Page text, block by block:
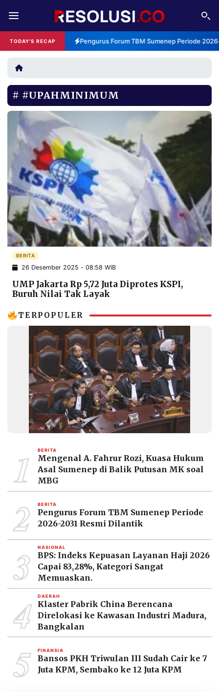
TODAY'S RECAP Pengurus Forum TBM Sumenep Periode
REDAKSI TENTANG
RESOLUSI IKLAN
RUBRIKASI
EDITORIAL AKSARA
FINANSIA PERSONA
DAERAH NASIONAL
MANCA SPORT
INFORMASI
PRIVACY
POLICY
BERITA
WARGA
INFORMASI
IKLAN
KIRIM
PENGADUAN TERM
OF
SERVICE
IKUTI
PRAMUDITA
2026
PT.
MEDIA
PRAMUDITA
#UPAHMINIMUM
BERITA
26 Desember 2025 - 08:58 WIB
UMP Jakarta Rp 5,72 Juta Diprotes KSPI,
Buruh Nilai Tak Layak
TERPOPULER
1 BERITA
Mengenal A. Fahrur Rozi, Kuasa Hukum
Asal Sumenep di Balik Putusan MK soal
MBG
2 BERITA
Pengurus Forum TBM Sumenep Periode
2026-2031 Resmi Dilantik
3 NASIONAL
BPS: Indeks Kepuasan Layanan Haji 2026
Capai 83,28%, Kategori Sangat
Memuaskan.
4 DAERAH
Klaster Pabrik China Berencana
Direlokasi ke Kawasan Industri Madura,
Bangkalan
5 FINANSIA
Bansos PKH Triwulan III Sudah Cair ke 7
Juta KPM, Sembako ke 12 Juta KPM